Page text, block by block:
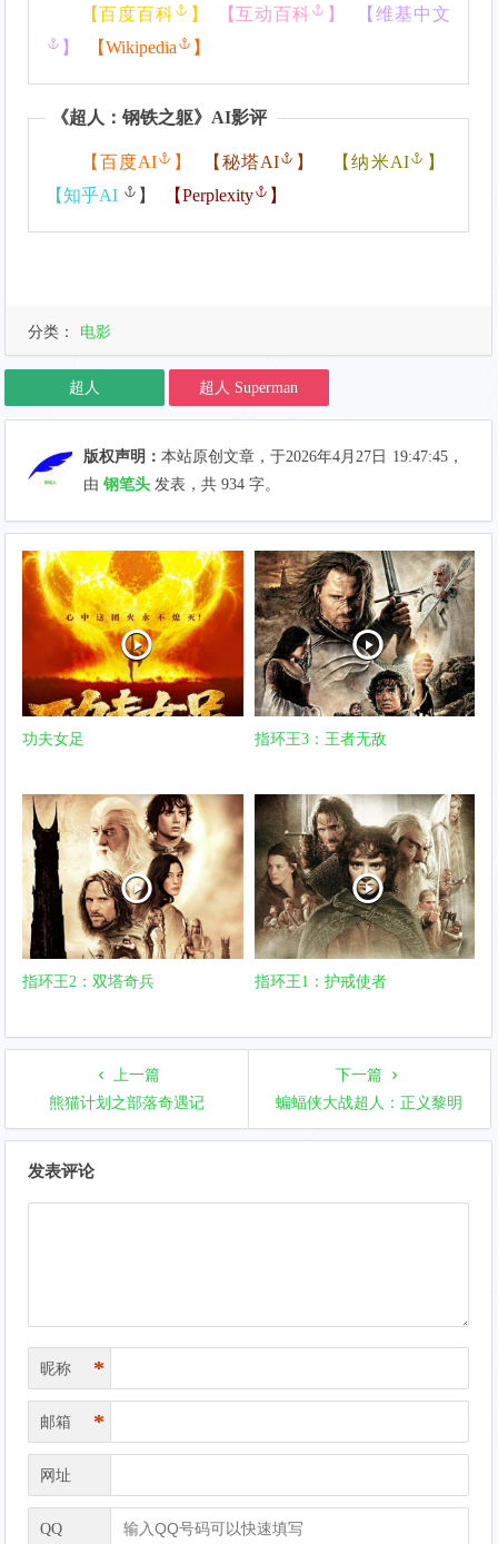
【百度百科 】 【互动百科 】 【维基中文
】
【Wikipedia 】
《超人：钢铁之躯》AI影评
【百度AI 】 【秘塔AI 】 【纳米AI
】
【知乎AI 】 【Perplexity 】
分类： 电影
超人 超人 Superman
版权声明：本站原创文章，于2026年4月27日 19:47:45 ，
由钢笔头 发表，共 934 字。
功夫女足 指环王3：王者无敌
指环王2：双塔奇兵 指环王1：护戒使者
上一篇
熊猫计划之部落奇遇记
下一篇
蝙蝠侠大战超人：正义黎明
发表评论
昵称 *
邮箱 *
网址
QQ